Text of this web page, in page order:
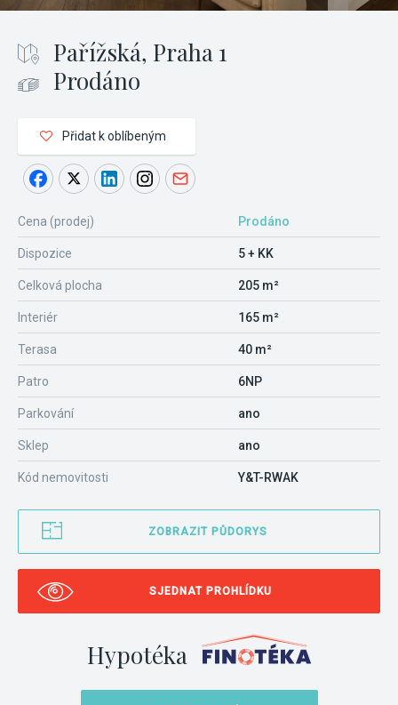
Pařížská, Praha 1
Prodáno
Přidat k oblíbeným
Cena (prodej) Prodáno
Dispozice 5 + KK
Celková plocha 205 m²
Interiér 165 m²
Terasa 40 m²
Patro 6NP
Parkování ano
Sklep ano
Kód nemovitosti Y&T-RWAK
ZOBRAZIT PŮDORYS
SJEDNAT PROHLÍDKU
Hypotéka